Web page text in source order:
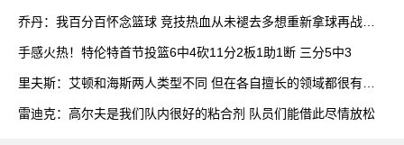
乔丹：我百分百怀念篮球 竞技热血从未褪去多想重新拿球再战一
手感火热！特伦特首节投篮6中4砍11分2板1助1断 三分5中3
里夫斯：艾顿和海斯两人类型不同 但在各自擅长的领域都很有效
雷迪克：高尔夫是我们队内很好的粘合剂 队员们能借此尽情放松